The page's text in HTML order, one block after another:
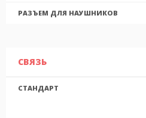
РАЗЪЕМ ДЛЯ НАУШНИКОВ
СВЯЗЬ
СТАНДАРТ